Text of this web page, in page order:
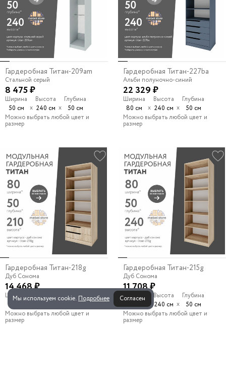
Мы используем cookie. Подробнее Согласен
Гардеробная Титан-209am
Стальной серый
8 475 ₽
Ширина
50 см
х
Высота
240 см х
Глубина
50 см
Можно выбрать любой цвет и
размер
Гардеробная Титан-227ba
Альби полуночно-синий
22 329 ₽
Ширина
80 см
х
Высота
240 см х
Глубина
50 см
Можно выбрать любой цвет и
размер
Гардеробная Титан-218g
Дуб Сонома
14 468 ₽
Ширина
80 см
Высота
210 см
Глубина
Можно выбрать любой цвет и
размер
Гардеробная Титан-215g
Дуб Сонома
11 708 ₽
Ширина
х
Высота
240 см х
Глубина
50 см
Можно выбрать любой цвет и
размер